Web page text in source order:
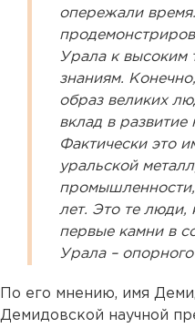
опережали
Урала к высоким
знаниям.
образ великих
вклад в развитие
Фактически это
уральской
лет. Это те люди,
первые камни в
Урала –
По его мнению, имя
Демидовской научной